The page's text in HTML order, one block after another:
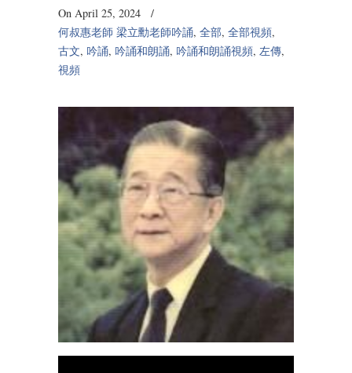
On April 25, 2024
/
何叔惠老師 梁立勳老師吟誦, 全部, 全部視頻,
古文, 吟誦, 吟誦和朗誦, 吟誦和朗誦視頻, 左傳,
視頻